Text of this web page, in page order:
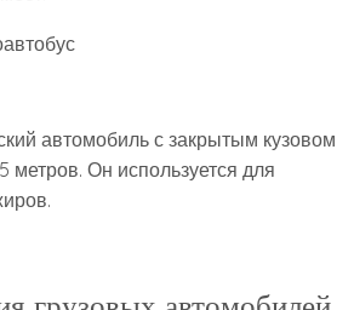
автомобиль с закрытым кузовом
метров. Он используется для